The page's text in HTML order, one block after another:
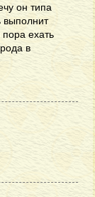
он типа
выполнит
ехать
в